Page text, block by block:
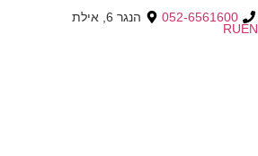
052-6561600
הנגר 6, אילת
EN
RU